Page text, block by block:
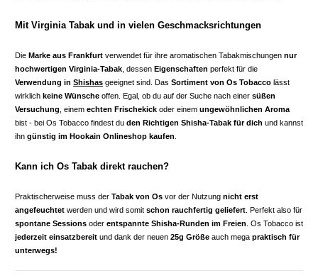
Mit Virginia Tabak und in vielen Geschmacksrichtungen
Die Marke aus Frankfurt verwendet für ihre aromatischen Tabakmischungen nur
hochwertigen Virginia-Tabak , dessen Eigenschaften perfekt für die
Verwendung in Shishas geeignet sind. Das Sortiment von Os Tobacco lässt
wirklich keine Wünsche offen. Egal, ob du auf der Suche nach einer süßen
Versuchung , einem echten Frischekick oder einem ungewöhnlichen Aroma
bist - bei Os Tobacco findest du den Richtigen Shisha-Tabak für dich und kannst
ihn günstig im Hookain Onlineshop kaufen
Kann ich Os Tabak direkt rauchen?
Praktischerweise muss der Tabak von Os vor der Nutzung nicht erst
angefeuchtet werden und wird somit schon rauchfertig geliefert . Perfekt also für
spontane Sessions oder entspannte Shisha-Runden im Freien . Os Tobacco ist
jederzeit einsatzbereit und dank der neuen 25g Größe auch mega praktisch für
unterwegs!